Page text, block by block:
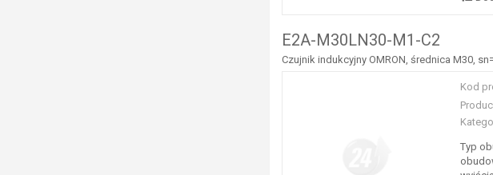
E2A-M30LN30-M1-C2
Czujnik indukcyjny OMRON, średnica M30,
Kod
Typ